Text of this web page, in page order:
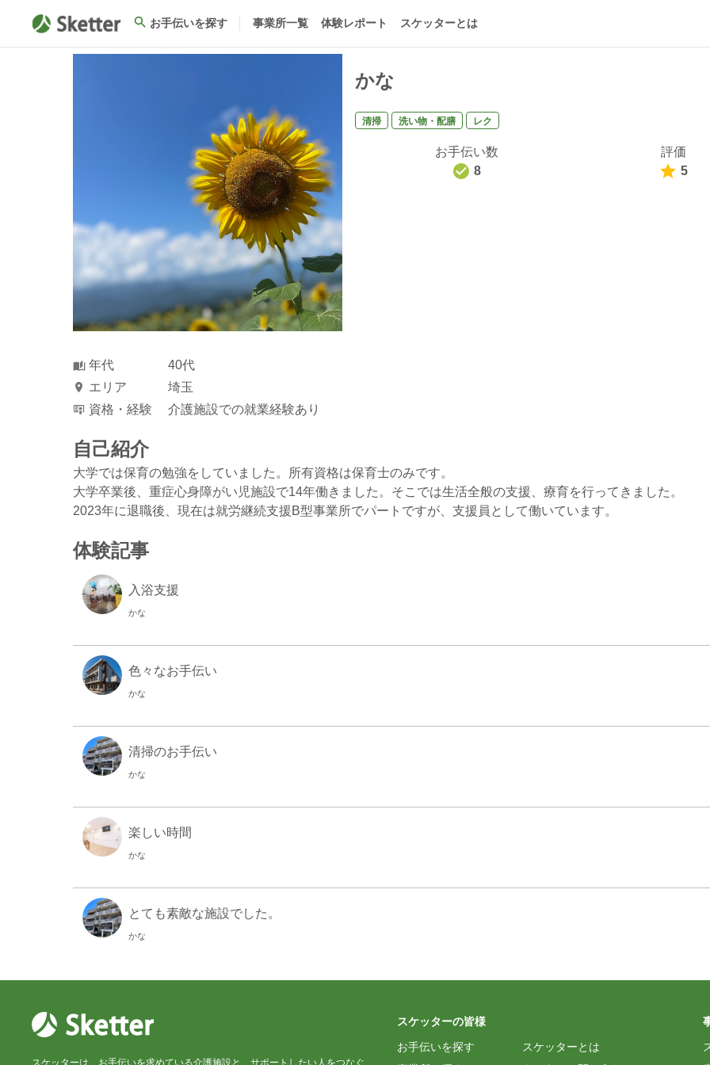
お手伝いを探す 事業所一覧 体験レポート スケッターとは
かな
清掃 洗い物・配膳 レク
お手伝い数
8
評価
5
年代
40代
エリア
埼玉
資格・経験
介護施設での就業経験あり
自己紹介
大学では保育の勉強をしていました。所有資格は保育士のみです。
大学卒業後、重症心身障がい児施設で14年働きました。そこでは生活全般の支援、療育を行ってきました。
2023年に退職後、現在は就労継続支援B型事業所でパートですが、支援員として働いています。
体験記事
入浴支援
かな
色々なお手伝い
かな
清掃のお手伝い
かな
楽しい時間
かな
とても素敵な施設でした。
かな
スケッターは、お手伝いを求めている介護施設と、サポートしたい人をつなぐ
スケッターの皆様
お手伝いを探す
スケッターとは